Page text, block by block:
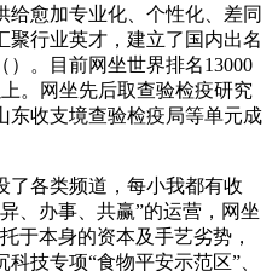
愈加专业化、个性化、差同
聚行业英才，建立了国内出名
。目前网坐世界排名13000
。网坐先后取查验检疫研究
东收支境查验检疫局等单元成
各类频道，每小我都有收
、办事、共赢”的运营，网坐
于本身的资本及手艺劣势，
技专项“食物平安示范区”、